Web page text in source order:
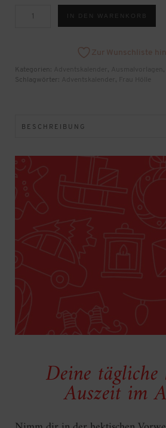
AdventskalenderIN DEN WARENKORB
Zur Wunschliste
Kategorien: , ,
Schlagwörter:
,
BESCHREIBUNG
Deine
Auszeit im